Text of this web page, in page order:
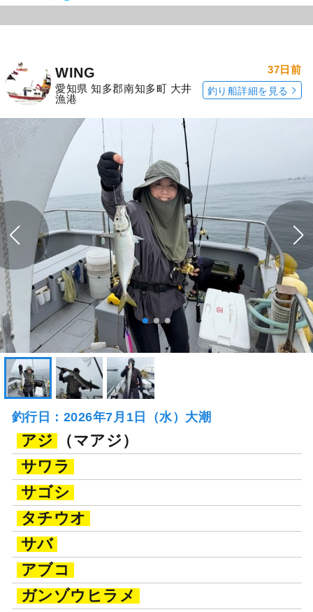
WING
愛知県 知多郡南知多町 大井
漁港
37日前
釣り船詳細を見る
釣行日：2026年7月1日（水）大潮
アジ
（マアジ）
サワラ
サゴシ
タチウオ
サバ
アブコ
ガンゾウヒラメ